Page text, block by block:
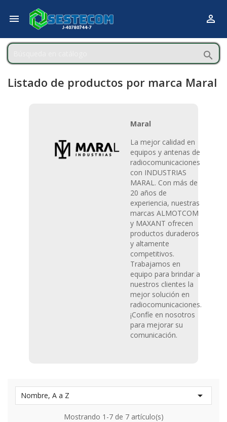
 

Listado de productos por marca Maral
Maral
La mejor calidad en
equipos y antenas de
radiocomunicaciones
con INDUSTRIAS
MARAL. Con más de
20 años de
experiencia, nuestras
marcas ALMOTCOM
y MAXANT ofrecen
productos duraderos
y altamente
competitivos.
Trabajamos en
equipo para brindar a
nuestros clientes la
mejor solución en
radiocomunicaciones.
¡Confíe en nosotros
para mejorar su
comunicación.
Nombre, A a Z 
Mostrando 1-7 de 7 artículo(s)